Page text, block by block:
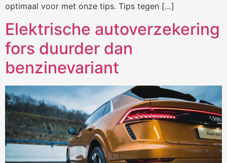
optimaal voor met onze tips. Tips tegen […]
Elektrische autoverzekering
fors duurder dan
benzinevariant